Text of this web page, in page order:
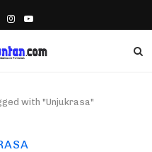
with "Unjukrasa"